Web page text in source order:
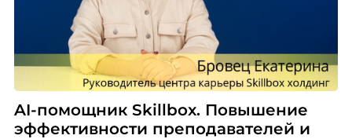
AI-помощник Skillbox. Повышение
эффективности преподавателей и